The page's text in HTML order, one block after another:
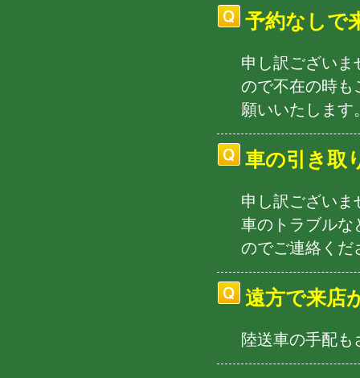
予約なしで
申し訳ございま
ので不在の時も
願いいたします
車の引き取
申し訳ございま
車のトラブルな
のでご連絡くだ
遠方で来店
陸送車の手配